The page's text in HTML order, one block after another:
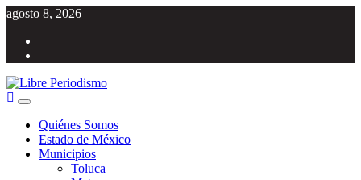
Saltar
contenido
agosto 8, 2026
Menú
principal
Quiénes Somos
Estado de México
Municipios
Toluca